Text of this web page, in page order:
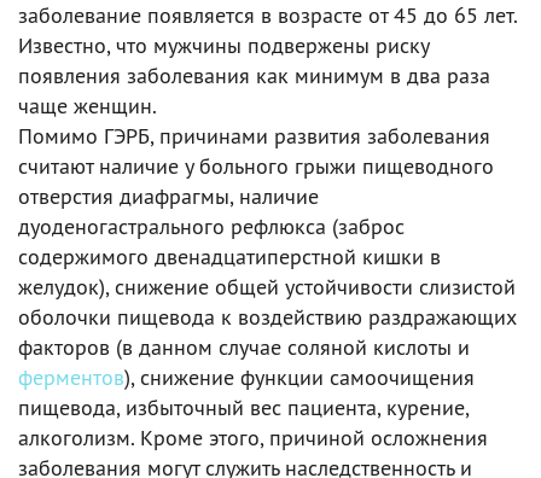
заболевание появляется в возрасте от 45 до 65 лет.
Известно, что мужчины подвержены риску
появления заболевания как минимум в два раза
чаще женщин.
Помимо ГЭРБ, причинами развития заболевания
считают наличие у больного грыжи пищеводного
отверстия диафрагмы, наличие
дуоденогастрального рефлюкса (заброс
содержимого двенадцатиперстной кишки в
желудок), снижение общей устойчивости слизистой
оболочки пищевода к воздействию раздражающих
факторов (в данном случае соляной кислоты и
ферментов), снижение функции самоочищения
пищевода, избыточный вес пациента, курение,
алкоголизм. Кроме этого, причиной осложнения
заболевания могут служить наследственность и